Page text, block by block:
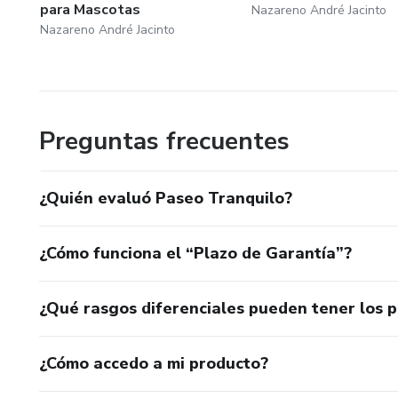
para Mascotas
Nazareno André Jacinto
Nazareno André Jacinto
Preguntas frecuentes
¿Quién evaluó Paseo Tranquilo?
¿Cómo funciona el “Plazo de Garantía”?
¿Qué rasgos diferenciales pueden tener los
¿Cómo accedo a mi producto?